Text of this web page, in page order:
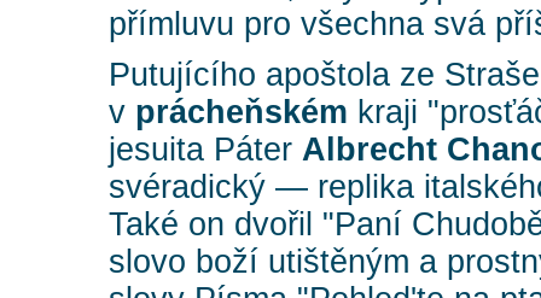
přímluvu pro všechna svá
Putujícího apoštola ze
v prácheňském kraji
jesuita Páter Albrecht
svéradický — replika
Také on dvořil "Paní
slovo boží utištěným a